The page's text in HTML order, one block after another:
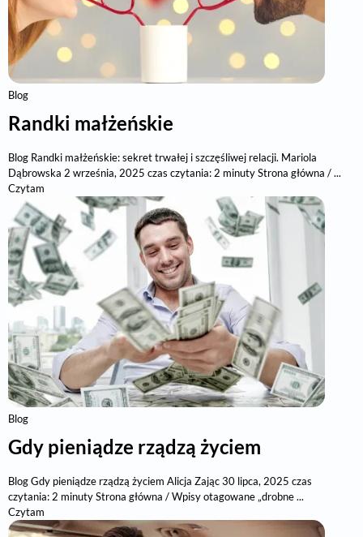
Blog
Randki małżeńskie
Blog Randki małżeńskie: sekret trwałej i szczęśliwej relacji. Mariola
Dąbrowska 2 września, 2025 czas czytania: 2 minuty Strona główna / ...
Czytam
Blog
Gdy pieniądze rządzą życiem
Blog Gdy pieniądze rządzą życiem Alicja Zając 30 lipca, 2025 czas
czytania: 2 minuty Strona główna / Wpisy otagowane „drobne ...
Czytam